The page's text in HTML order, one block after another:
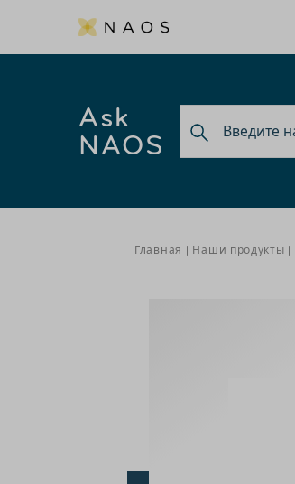
Ask
NAOS
Главная Наши продукты